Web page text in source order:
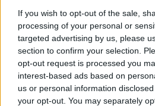
If you wish to opt-out of the sale,
processing of your personal or
targeted advertising by us, please
section to confirm your selection.
opt-out request is processed you
interest-based ads based on
us or personal information
your opt-out. You may separately
avec la D308 continuer tout droit
direction du centre-ville. Aux feux
gauche (c'est la D8) et continuer
Ville : tourner à gauche dans la rue
le cimetière 150 mètres plus loin.
Repères visuels